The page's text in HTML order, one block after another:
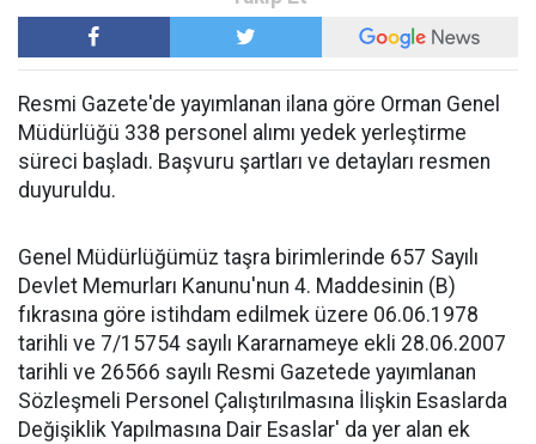
Resmi Gazete'de yayımlanan ilana göre Orman Genel
Müdürlüğü 338 personel alımı yedek yerleştirme
süreci başladı. Başvuru şartları ve detayları resmen
duyuruldu.
Genel Müdürlüğümüz taşra birimlerinde 657 Sayılı
Devlet Memurları Kanunu'nun 4. Maddesinin (B)
fıkrasına göre istihdam edilmek üzere 06.06.1978
tarihli ve 7/15754 sayılı Kararnameye ekli 28.06.2007
tarihli ve 26566 sayılı Resmi Gazetede yayımlanan
Sözleşmeli Personel Çalıştırılmasına İlişkin Esaslarda
Değişiklik Yapılmasına Dair Esaslar' da yer alan ek